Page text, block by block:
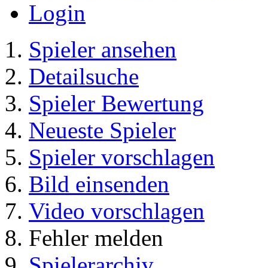
Login
Spieler ansehen
Detailsuche
Spieler Bewertung
Neueste Spieler
Spieler vorschlagen
Bild einsenden
Video vorschlagen
Fehler melden